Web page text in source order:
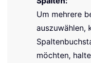
Um mehrere
auszuwählen,
möchten,